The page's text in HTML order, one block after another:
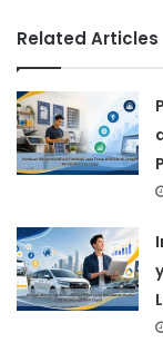
Related Articles